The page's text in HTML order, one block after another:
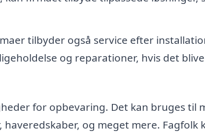
tilbyder også service efter
og reparationer, hvis det
for opbevaring. Det kan bruges til
og meget mere. Fagfolk